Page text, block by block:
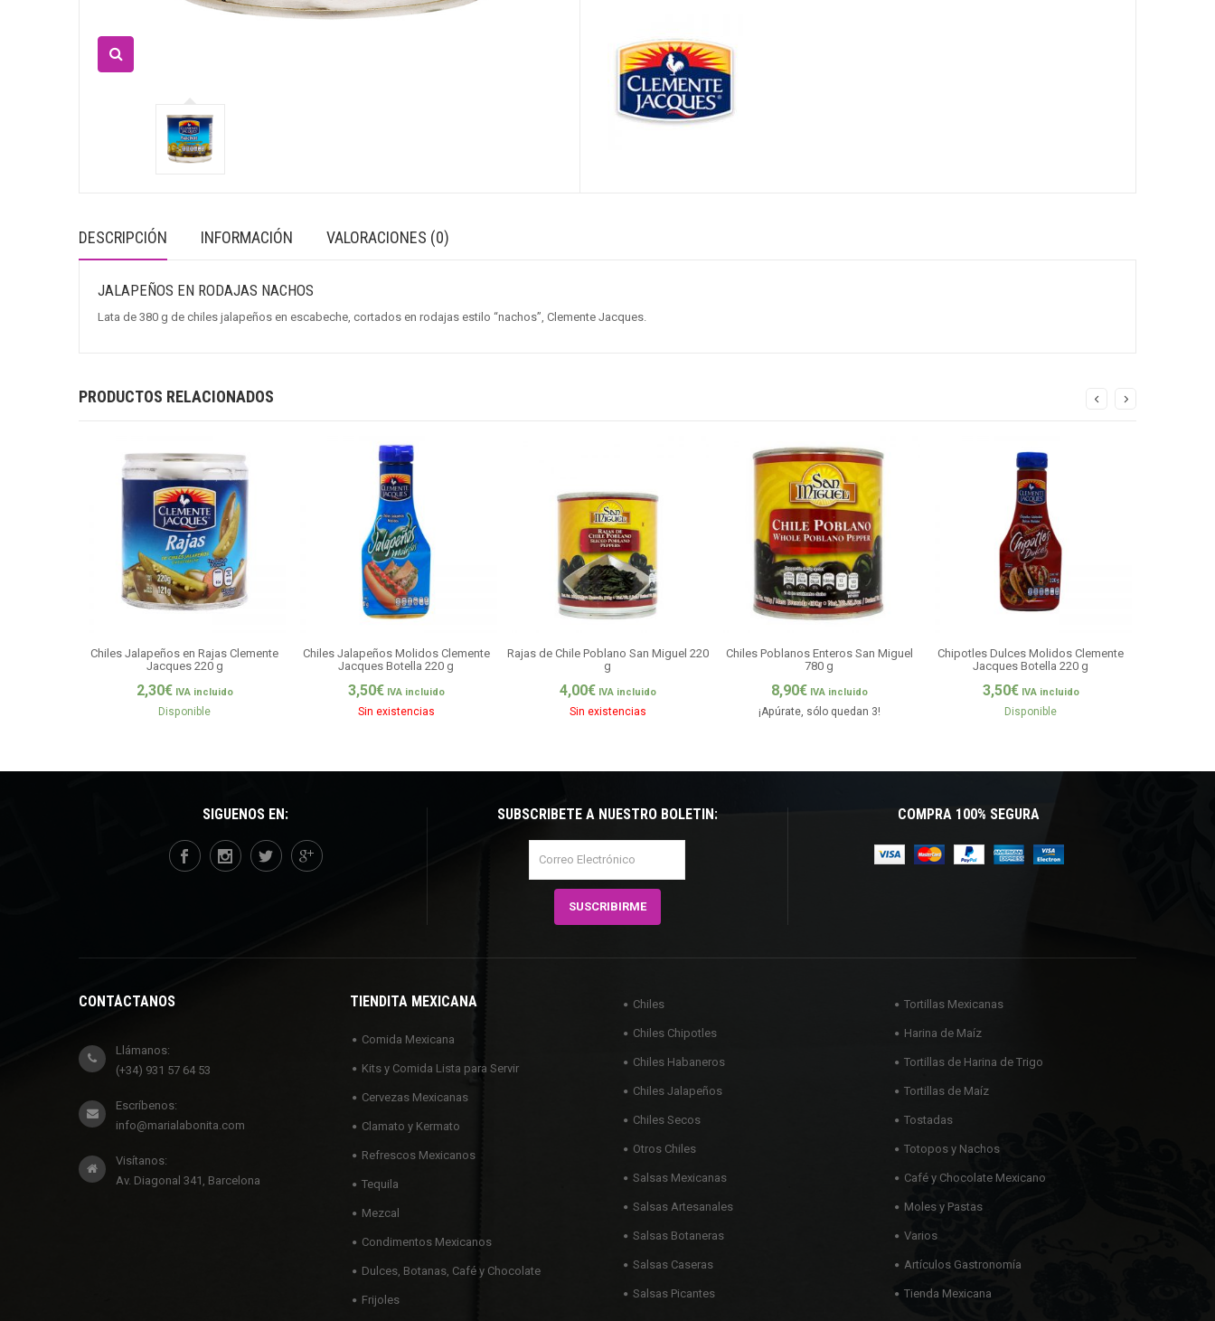
DESCRIPCIÓN INFORMACIÓN VALORACIONES (0)
JALAPEÑOS EN RODAJAS NACHOS
Lata de 380 g de chiles jalapeños en escabeche, cortados en rodajas estilo “nachos”, Clemente Jacques.
PRODUCTOS RELACIONADOS
Chiles Jalapeños en Rajas Clemente
Jacques 220 g
2,30€ IVA incluido
Disponible
Chiles Jalapeños Molidos Clemente
Jacques Botella 220 g
3,50€ IVA incluido
Sin existencias
Rajas de Chile Poblano San Miguel 220
g
4,00€ IVA incluido
Sin existencias
Chiles Poblanos Enteros San Miguel
780 g
8,90€ IVA incluido
¡Apúrate, sólo quedan 3!
Chipotles Dulces Molidos Clemente
Jacques Botella 220 g
3,50€ IVA incluido
Disponible
SÍGUENOS EN: SUBSCRÍBETE A NUESTRO BOLETÍN: COMPRA 100% SEGURA
CONTÁCTANOS
Llámanos:
(+34) 931 57 64 53
Escríbenos:
info@marialabonita.com
Visítanos:
Av. Diagonal 341, Barcelona
TIENDITA MEXICANA
Comida Mexicana
Kits y Comida Lista para Servir
Cervezas Mexicanas
Clamato y Kermato
Refrescos Mexicanos
Tequila
Mezcal
Condimentos Mexicanos
Dulces, Botanas, Café y Chocolate
Frijoles
Chiles
Chiles Chipotles
Chiles Habaneros
Chiles Jalapeños
Chiles Secos
Otros Chiles
Salsas Mexicanas
Salsas Artesanales
Salsas Botaneras
Salsas Caseras
Salsas Picantes
Tortillas Mexicanas
Harina de Maíz
Tortillas de Harina de Trigo
Tortillas de Maíz
Tostadas
Totopos y Nachos
Café y Chocolate Mexicano
Moles y Pastas
Varios
Artículos Gastronomía
Tienda Mexicana